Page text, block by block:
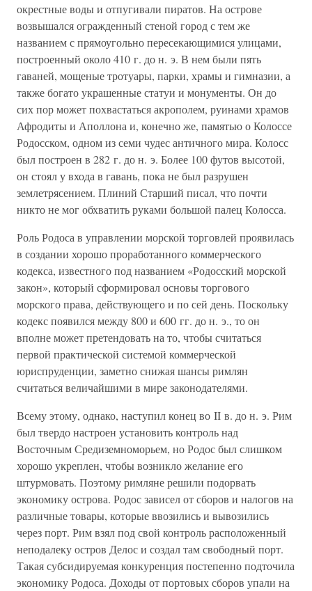
окрестные воды и отпугивали пиратов. На острове
возвышался огражденный стеной город с тем же
названием с прямоугольно пересекающимися улицами,
построенный около 410 г. до н. э. В нем были пять
гаваней, мощеные тротуары, парки, храмы и гимназии, а
также богато украшенные статуи и монументы. Он до
сих пор может похвастаться акрополем, руинами храмов
Афродиты и Аполлона и, конечно же, памятью о Колоссе
Родосском, одном из семи чудес античного мира. Колосс
был построен в 282 г. до н. э. Более 100 футов высотой,
он стоял у входа в гавань, пока не был разрушен
землетрясением. Плиний Старший писал, что почти
никто не мог обхватить руками большой палец Колосса.
Роль Родоса в управлении морской торговлей проявилась
в создании хорошо проработанного коммерческого
кодекса, известного под названием «Родосский морской
закон», который сформировал основы торгового
морского права, действующего и по сей день. Поскольку
кодекс появился между 800 и 600 гг. до н. э., то он
вполне может претендовать на то, чтобы считаться
первой практической системой коммерческой
юриспруденции, заметно снижая шансы римлян
считаться величайшими в мире законодателями.
Всему этому, однако, наступил конец во II в. до н. э. Рим
был твердо настроен установить контроль над
Восточным Средиземноморьем, но Родос был слишком
хорошо укреплен, чтобы возникло желание его
штурмовать. Поэтому римляне решили подорвать
экономику острова. Родос зависел от сборов и налогов на
различные товары, которые ввозились и вывозились
через порт. Рим взял под свой контроль расположенный
неподалеку остров Делос и создал там свободный порт.
Такая субсидируемая конкуренция постепенно подточила
экономику Родоса. Доходы от портовых сборов упали на